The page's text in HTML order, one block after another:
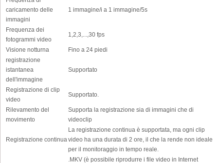
caricamento delle
immagini
1 immagine/i a 1 immagine/5s
Frequenza dei
fotogrammi video
1,2,3,...,30 fps
Visione notturna
Fino a 24 piedi
registrazione
istantanea
dell'immagine
Supportato
Registrazione di clip
video
Supportato.
Rilevamento del
movimento
Supporta la registrazione sia di immagini che di
videoclip
Registrazione continua
La registrazione continua è supportata, ma ogni clip
video ha una durata di 2 ore, il che la rende non ideale
per il monitoraggio in tempo reale.
.MKV (è possibile riprodurre i file video in Internet